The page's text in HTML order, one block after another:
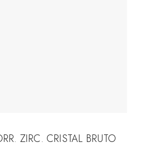
ZIRC. CRISTAL BRUTO